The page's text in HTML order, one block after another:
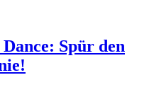
Spür den